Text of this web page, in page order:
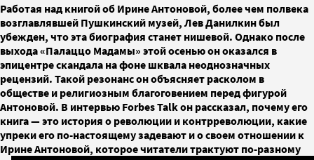
Работая над книгой об Ирине Антоновой, более чем полвека
возглавлявшей Пушкинский музей, Лев Данилкин был
убежден, что эта биография станет нишевой. Однако после
выхода «Палаццо Мадамы» этой осенью он оказался в
эпицентре скандала на фоне шквала неоднозначных
рецензий. Такой резонанс он объясняет расколом в
обществе и религиозным благоговением перед фигурой
Антоновой. В интервью Forbes Talk он рассказал, почему его
книга — это история о революции и контрреволюции, какие
упреки его по-настоящему задевают и о своем отношении к
Ирине Антоновой, которое читатели трактуют по-разному